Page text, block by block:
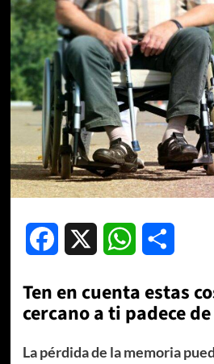
Facebook WhatsApp
Ten en cuenta estas
cercano a ti padece
La pérdida de la memoria